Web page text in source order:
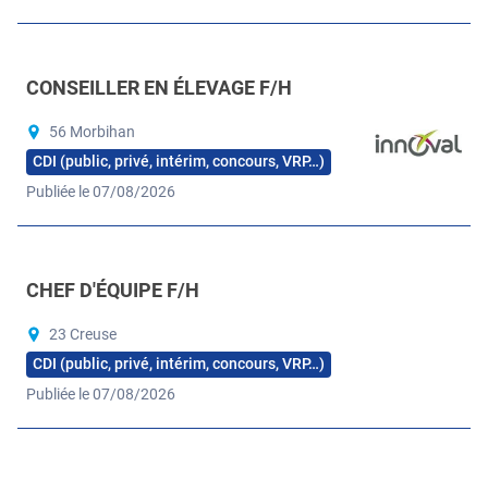
CONSEILLER EN ÉLEVAGE F/H
56 Morbihan
CDI (public, privé, intérim, concours, VRP…)
Publiée le 07/08/2026
CHEF D'ÉQUIPE F/H
23 Creuse
CDI (public, privé, intérim, concours, VRP…)
Publiée le 07/08/2026